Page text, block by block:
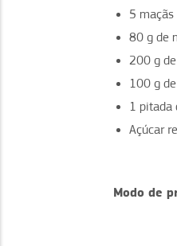
5 maçãs
80 g de
200 g
100 g
1 pitada
Açúcar
Modo de